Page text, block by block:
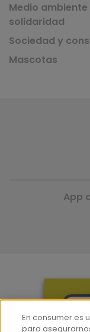
Medio ambiente
solidaridad
Sociedad y
Mascotas
App
En consumer.es
para